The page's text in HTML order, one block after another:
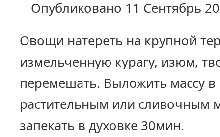
Опубликовано 11 Сентябрь
Овощи натереть на крупной
измельченную курагу, изюм,
перемешать. Выложить массу
растительным или сливочным
запекать в духовке 30мин.